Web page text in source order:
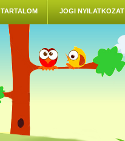
TARTALOM JOGI NYILATKOZAT